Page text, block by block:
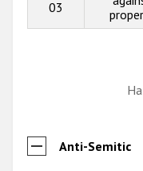
03
Anti-Semitic